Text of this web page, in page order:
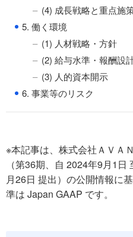
(4) 成長戦略と重点施
● 5. 働く環境
(1) 人材戦略・方針
(2) 給与水準・報酬設
(3) 人的資本開示
● 6. 事業等のリスク
※本記事は、株式会社ＡＶＡ
（第36期、自 2024年9月1
月26日 提出）の公開情報に
準は Japan GAAP です。